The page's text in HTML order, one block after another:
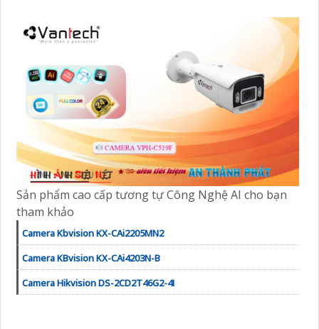
Sản phẩm cao cấp tương tự Công Nghệ AI cho bạn
tham khảo
Camera Kbvision KX-CAi2205MN2
Camera KBvision KX-CAi4203N-B
Camera Hikvision DS-2CD2T46G2-4I